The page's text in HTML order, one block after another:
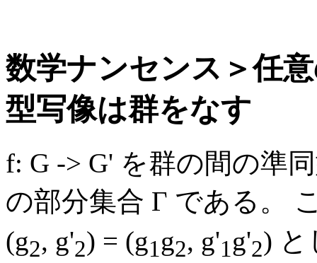
数学ナンセンス＞任
型写像は群をなす
f: G -> G' を群の間の準
の部分集合 Γ である。
(g2, g'2) = (g1g2, g'1g'2) と